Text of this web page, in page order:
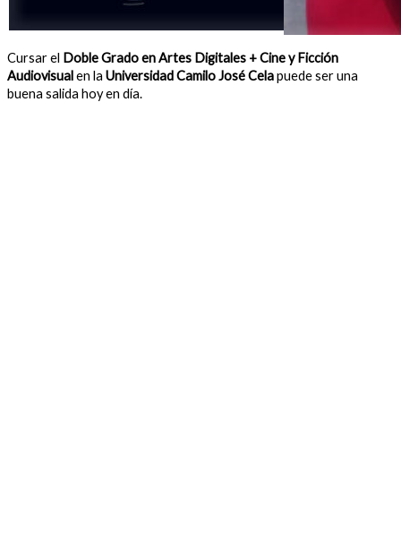
Cursar el Doble Grado en Artes Digitales + Cine y Ficción
Audiovisualen la Universidad Camilo José Celapuede ser una
buena salida hoy en día.